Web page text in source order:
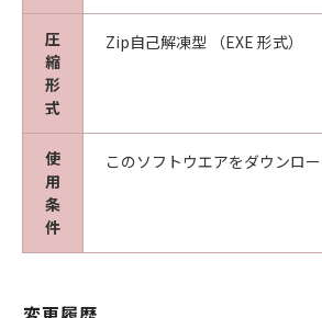
意味し、指し示すものとします。
10．分離可能性
本契約書のいずれかの条項または
律により無効であると決定され
の他の条項は完全に有効に存続
す。
圧
縮
形
式
Zip自己解凍型 （EXE 形式）
使
用
条
件
このソフトウエアをダウンロ